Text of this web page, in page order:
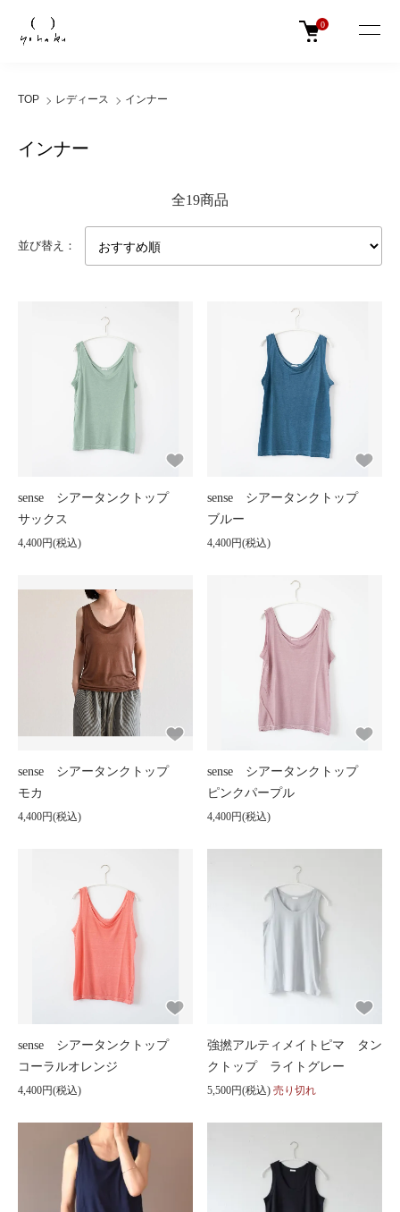
0
TOP レディース インナー
インナー
全19商品
並び替え：
sense シアータンクトップ
サックス
4,400円(税込)
sense シアータンクトップ
ブルー
4,400円(税込)
sense シアータンクトップ
モカ
4,400円(税込)
sense シアータンクトップ
ピンクパープル
4,400円(税込)
sense シアータンクトップ
コーラルオレンジ
4,400円(税込)
強撚アルティメイトピマ タン
クトップ ライトグレー
5,500円(税込) 売り切れ